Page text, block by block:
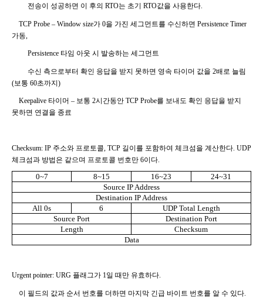
전송이 성공하면 이 후의 RTO는 초기 RTO값을 사용한다.
TCP Probe – Window size가 0을 가진 세그먼트를 수신하면 Persistence Timer
가동
Persistence 타임 아웃 시 발송하는 세그먼트
수신 측으로부터 확인 응답을 받지 못하면 영속 타이머 값을 2배로 늘림
(보통 60초까지)
Keepalive 타이머 – 보통 2시간동안 TCP Probe를 보내도 확인 응답을 받지
못하면 연결을 종료
Checksum: IP 주소와 프로토콜 , TCP 길이를 포함하여 체크섬을 계산한다 . UDP
체크섬과 방법은 같으며 프로토콜 번호만 6이다
0~7 8~15 16~23
24~31
Source IP Address
Destination IP Address
All 0s
6
UDP Total Length
Source Port
Destination Port
Length
Checksum
Data
Urgent pointer: URG 플래그가 1일 때만 유효하다.
이 필드의 값과 순서 번호를 더하면 마지막 긴급 바이트 번호를 알 수 있다